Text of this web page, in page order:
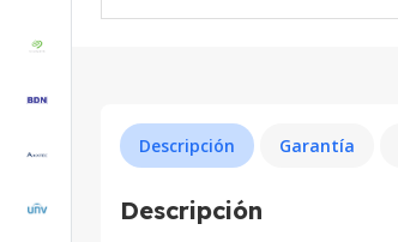
Descripción Garantía
Descripción